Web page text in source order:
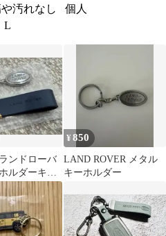
汚れなし
個人
L
ンドローバ
ルダーキー
ジローバー
ダー
¥850
LAND ROVER メタル
キーホルダー